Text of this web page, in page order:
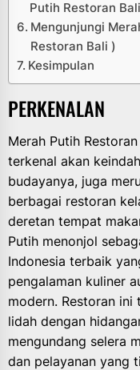
Putih Restoran
Mengunjungi
Restoran Bali )
Kesimpulan
PERKENALAN
Merah Putih
terkenal akan
budayanya, juga
berbagai restoran
deretan tempat
Putih menonjol
Indonesia terbaik
pengalaman kuliner
modern. Restoran ini
lidah dengan
mengundang selera
dan pelayanan yang